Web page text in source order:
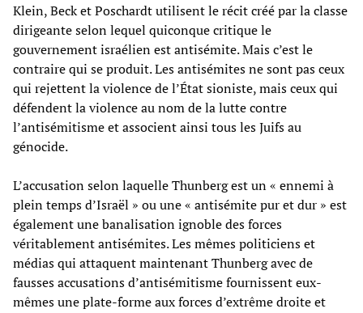
Klein, Beck et Poschardt utilisent le récit créé par la classe
dirigeante selon lequel quiconque critique le
gouvernement israélien est antisémite. Mais c’est le
contraire qui se produit. Les antisémites ne sont pas ceux
qui rejettent la violence de l’État sioniste, mais ceux qui
défendent la violence au nom de la lutte contre
l’antisémitisme et associent ainsi tous les Juifs au
génocide.
L’accusation selon laquelle Thunberg est un « ennemi à
plein temps d’Israël » ou une « antisémite pur et dur » est
également une banalisation ignoble des forces
véritablement antisémites. Les mêmes politiciens et
médias qui attaquent maintenant Thunberg avec de
fausses accusations d’antisémitisme fournissent eux-
mêmes une plate-forme aux forces d’extrême droite et